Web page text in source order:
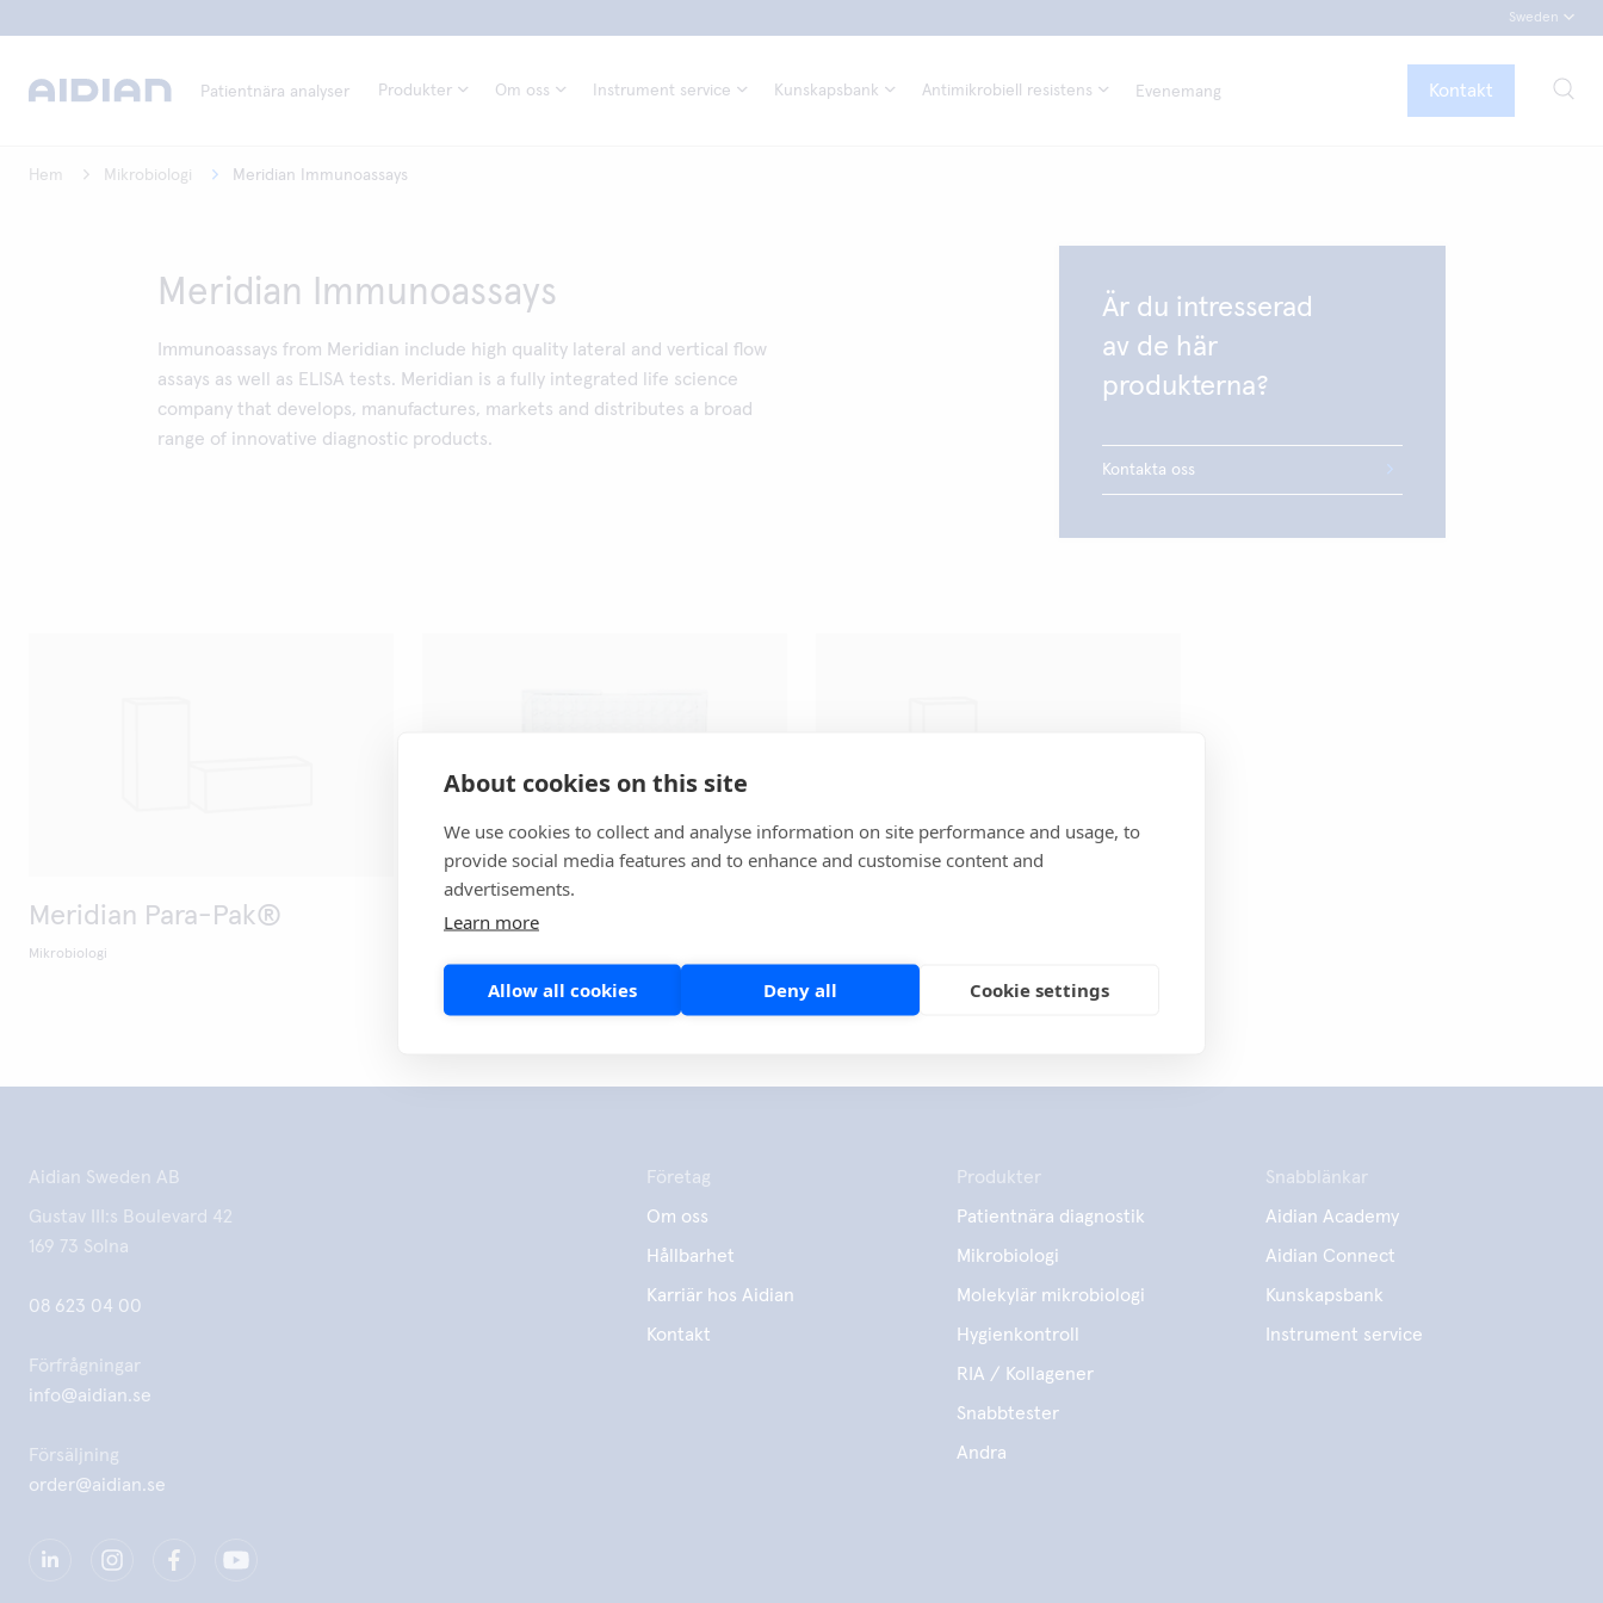
About cookies on this site
We use cookies to collect and analyse information on site performance and usage, to
provide social media features and to enhance and customise content and
advertisements.
Learn more
Allow all cookies Deny all Cookie settings
Sweden
Patientnära analyser Produkter Om oss Instrument service Kunskapsbank Antimikrobiell resistens Evenemang Kontakt
Hem Mikrobiologi Meridian Immunoassays
Meridian Immunoassays
Immunoassays from Meridian include high quality lateral and vertical flow
assays as well as ELISA tests. Meridian is a fully integrated life science
company that develops, manufactures, markets and distributes a broad
range of innovative diagnostic products.
Är du intresserad
av de här
produkterna?
Kontakta oss
Meridian Para-Pak®
Mikrobiologi
Meridian Premier®
Aidian Sweden AB
Gustav III:s Boulevard 42
169 73 Solna
08 623 04 00
Förfrågningar
info@aidian.se
Försäljning
order@aidian.se
Företag
Om oss
Hållbarhet
Karriär hos Aidian
Kontakt
Produkter
Patientnära diagnostik
Mikrobiologi
Molekylär mikrobiologi
Hygienkontroll
RIA / Kollagener
Snabbtester
Andra
Snabblänkar
Aidian Academy
Aidian Connect
Kunskapsbank
Instrument service